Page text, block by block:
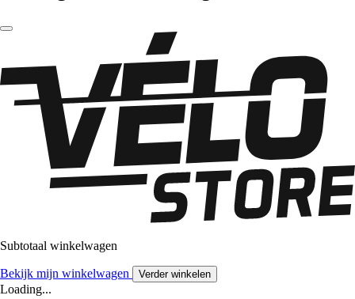
Subtotaal winkelwagen
Bekijk mijn winkelwagen Verder winkelen
Loading...